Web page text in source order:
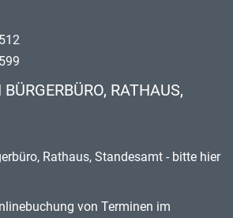
RATHAUS,
Rathaus, Standesamt - bitte hier
von Terminen im